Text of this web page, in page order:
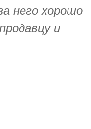
него хорошо
и